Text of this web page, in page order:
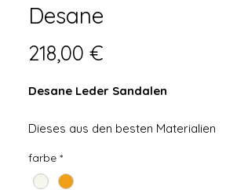
Desane
218,00 €
Desane Leder Sandalen
Dieses aus den besten Materialien
perfekte Mischung aus Luxus und Trend
und stellt sicher, dass Sie Ihren Stil im
farbe *